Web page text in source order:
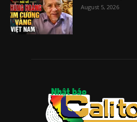
August 5, 2026